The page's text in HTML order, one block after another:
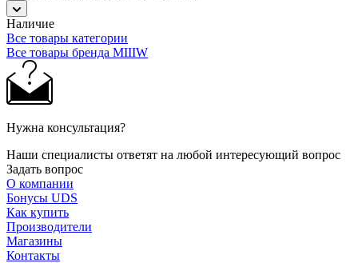
Наличие
Все товары категории
Все товары бренда MIIIW
Нужна консультация?
Наши специалисты ответят на любой интересующий вопрос
Задать вопрос
О компании
Бонусы UDS
Как купить
Производители
Магазины
Контакты